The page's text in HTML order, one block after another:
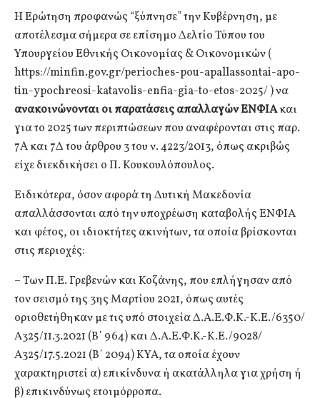
Η Ερώτηση προφανώς “ξύπνησε” την Κυβέρνηση, με
αποτέλεσμα σήμερα σε επίσημο Δελτίο Τύπου του
Υπουργείου Εθνικής Οικονομίας & Οικονομικών (
https://minfin.gov.gr/perioches-pou-apallassontai-apo-
tin-ypochreosi-katavolis-enfia-gia-to-etos-2025/ ) να
ανακοινώνονται οι παρατάσεις απαλλαγών ΕΝΦΙΑκαι
για το 2025 των περιπτώσεων που αναφέρονται στις παρ.
7A και 7Δ του άρθρου 3 του ν. 4223/2013, όπως ακριβώς
είχε διεκδικήσει ο Π. Κουκουλόπουλος.
Ειδικότερα, όσον αφορά τη Δυτική Μακεδονία
απαλλάσσονται από την υποχρέωση καταβολής ΕΝΦΙΑ
και φέτος, οι ιδιοκτήτες ακινήτων, τα οποία βρίσκονται
στις περιοχές:
– Των Π.Ε. Γρεβενών και Κοζάνης, που επλήγησαν από
τον σεισμό της 3ης Μαρτίου 2021, όπως αυτές
οριοθετήθηκαν με τις υπό στοιχεία Δ.Α.Ε.Φ.Κ.-Κ.Ε./6350/
Α325/11.3.2021 (Β΄ 964) και Δ.Α.Ε.Φ.Κ.-Κ.Ε./9028/
Α325/17.5.2021 (Β΄ 2094) ΚΥΑ, τα οποία έχουν
χαρακτηριστεί α) επικίνδυνα ή ακατάλληλα για χρήση ή
β) επικινδύνως ετοιμόρροπα.